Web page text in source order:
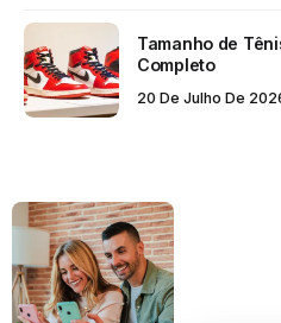
Tamanho de
Completo
20 De Julho De